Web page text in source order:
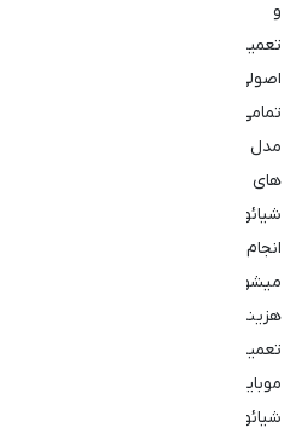
و
تعمیر
اصولی
تمامی
مدل
های
شیائومی
انجام
میشود.
هزینه
تعمیرات
موبایل
شیائومی